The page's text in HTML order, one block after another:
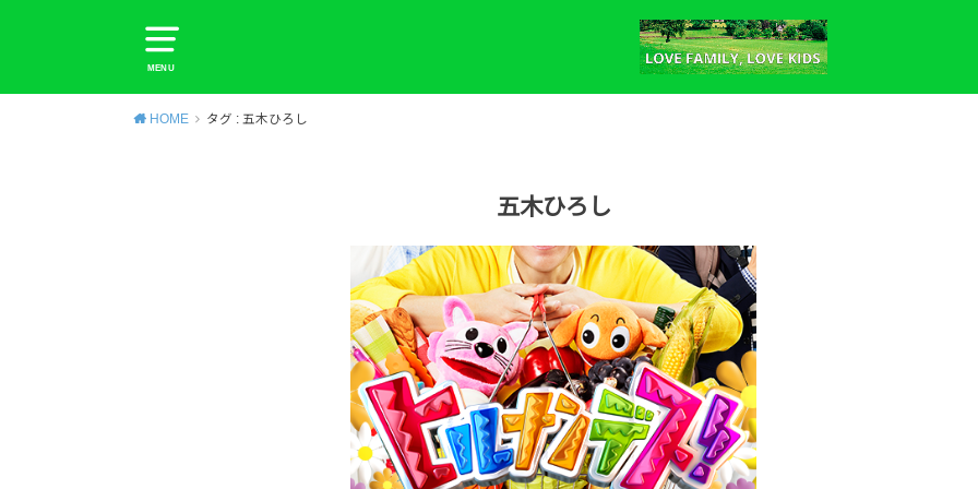
MENU
HOME タグ : 五木ひろし
五木ひろし